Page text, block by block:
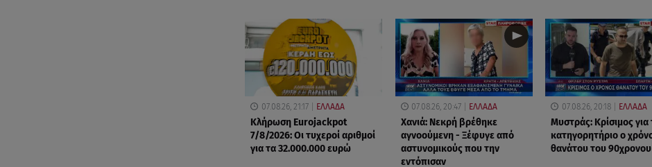
07.08.26, 21:17 ΕΛΛΑΔΑ
Κλήρωση Eurojackpot
7/8/2026: Οι τυχεροί αριθμοί
για τα 32.000.000 ευρώ
07.08.26, 20:47 ΕΛΛΑΔΑ
Χανιά: Νεκρή βρέθηκε
αγνοούμενη - Ξέφυγε από
αστυνομικούς που την
εντόπισαν
07.08.26, 20:18 ΕΛΛΑΔΑ
Μυστράς: Κρίσιμος για
κατηγορητήριο ο
θανάτου του 90χρονου